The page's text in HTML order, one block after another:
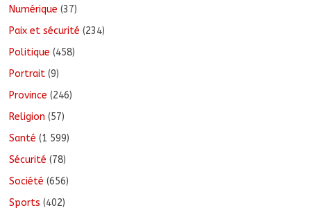
Numérique (37)
Paix et sécurité (234)
Politique (458)
Portrait (9)
Province (246)
Religion (57)
Santé (1 599)
Sécurité (78)
Société (656)
Sports (402)